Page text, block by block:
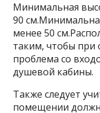
Минимальная
90
менее 50
таким, чтобы при
проблема со
душевой кабины.
Также следует
помещении